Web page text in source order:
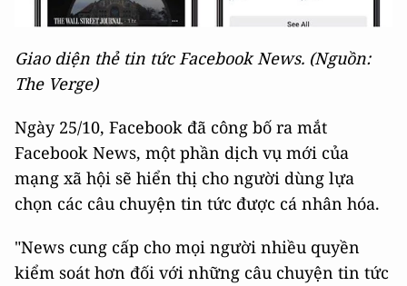
Giao diện thẻ tin tức Facebook News. (Nguồn:
The Verge)
Ngày 25/10, Facebook đã công bố ra mắt
Facebook News, một phần dịch vụ mới của
mạng xã hội sẽ hiển thị cho người dùng lựa
chọn các câu chuyện tin tức được cá nhân hóa.
"News cung cấp cho mọi người nhiều quyền
kiểm soát hơn đối với những câu chuyện tin tức